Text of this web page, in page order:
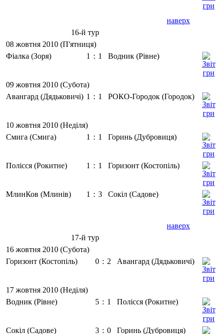
наверх
16-й тур
08 жовтня 2010 (П'ятниця)
Фіалка (Зоря)
1 : 1 Водник (Рівне)
09 жовтня 2010 (Субота)
Авангард (Дядьковичі) 1 : 1 РОКО-Городок (Городок)
10 жовтня 2010 (Неділя)
Смига (Смига)
1 : 1 Горинь (Дубровиця)
Полісся (Рокитне) 1 : 1 Горизонт (Костопіль)
МлинКов (Млинів) 1 : 3 Сокіл (Садове)
наверх
17-й тур
16 жовтня 2010 (Субота)
Горизонт (Костопіль)
0 : 2 Авангард (Дядьковичі)
17 жовтня 2010 (Неділя)
Водник (Рівне)
5 : 1 Полісся (Рокитне)
Сокіл (Садове) 3 : 0 Горинь (Дубровиця)